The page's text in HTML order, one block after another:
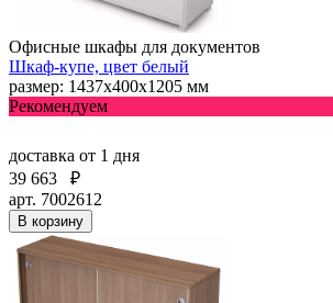
Офисные шкафы для документов
Шкаф-купе, цвет белый
размер: 1437х400х1205 мм
Рекомендуем
доставка от 1 дня
39 663
₽
арт. 7002612
В корзину